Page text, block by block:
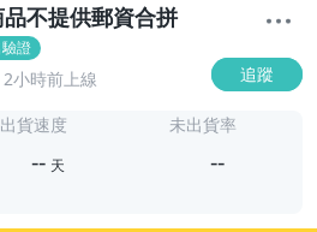
不提供郵資合拼
證
2小時前上線 追蹤
出貨速度
-- 天
未出貨率
--